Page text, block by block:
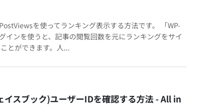
を使ってランキング表示する方法です。 「WP-
インを使うと、記事の閲覧回数を元にランキングをサイ
とができます。人...
スブック)ユーザーIDを確認する方法 - All in